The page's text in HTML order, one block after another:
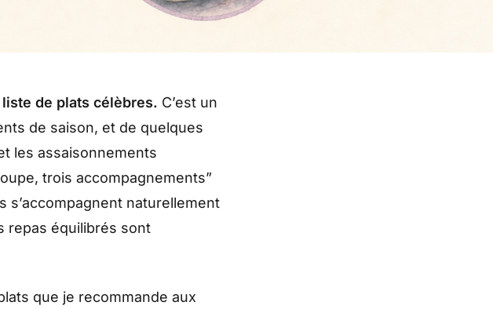
liste de plats célèbres. C’est un
de saison, et de quelques
les assaisonnements
trois accompagnements”
s’accompagnent naturellement
repas équilibrés sont
que je recommande aux